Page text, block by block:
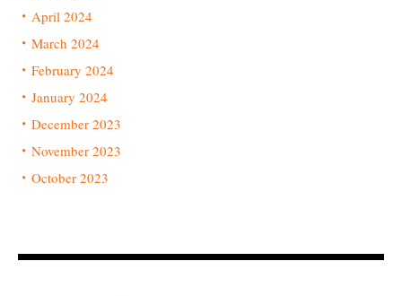
April 2024
March 2024
February 2024
January 2024
December 2023
November 2023
October 2023